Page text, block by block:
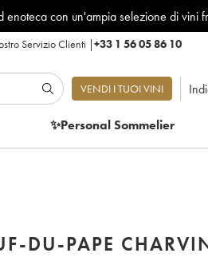
enoteca con un'ampia selezione di vini
Servizio Clienti |+33 1 56 05 86 10
VENDI I TUOI VINI
✨Personal Sommelier
DU-PAPE